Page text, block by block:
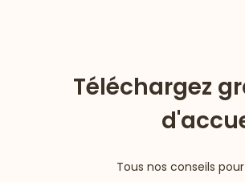
Téléchargez
Tous nos conseils